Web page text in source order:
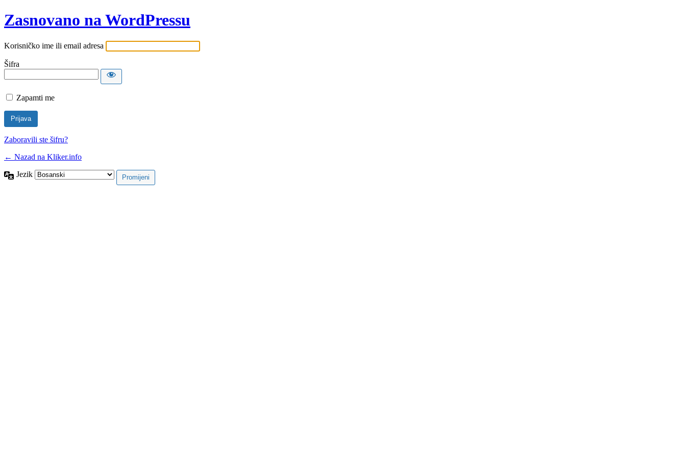
Zasnovano na WordPressu
Korisničko ime ili email adresa
Šifra
Zapamti me
Zaboravili ste šifru?
← Nazad na Kliker.info
Jezik